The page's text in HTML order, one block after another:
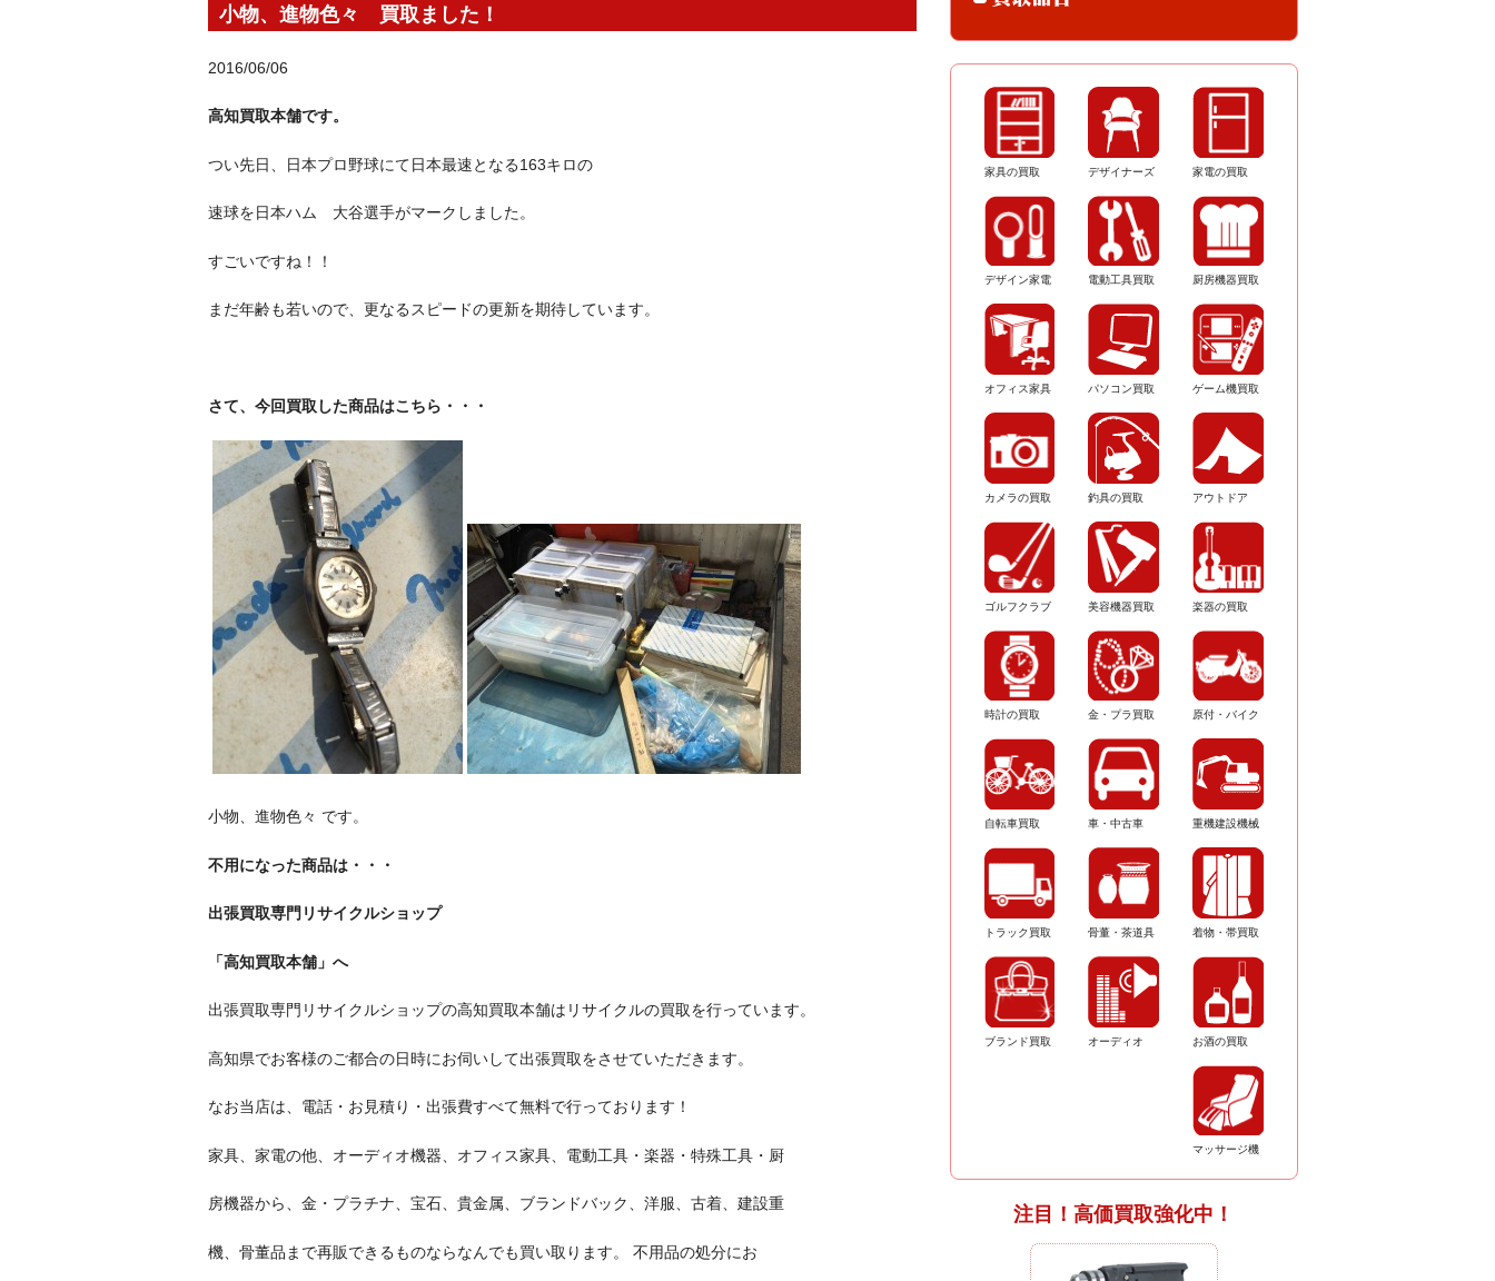
小物、進物色々 買取ました！
2016/06/06
高知買取本舗です。
つい先日、日本プロ野球にて日本最速となる163キロの
速球を日本ハム 大谷選手がマークしました。
すごいですね！！
まだ年齢も若いので、更なるスピードの更新を期待しています。
さて、今回買取した商品はこちら・・・
小物、進物色々 です。
不用になった商品は・・・
出張買取専門リサイクルショップ
「高知買取本舗」へ
出張買取専門リサイクルショップの高知買取本舗はリサイクルの買取を行っています。
高知県でお客様のご都合の日時にお伺いして出張買取をさせていただきます。
なお当店は、電話・お見積り・出張費すべて無料で行っております！
家具、家電の他、オーディオ機器、オフィス家具、電動工具・楽器・特殊工具・厨
房機器から、金・プラチナ、宝石、貴金属、ブランドバック、洋服、古着、建設重
機、骨董品まで再販できるものならなんでも買い取ります。 不用品の処分にお
家具の買取 デザイナーズ 家電の買取
デザイン家電 電動工具買取 厨房機器買取
オフィス家具 パソコン買取 ゲーム機買取
カメラの買取 釣具の買取 アウトドア
ゴルフクラブ 美容機器買取 楽器の買取
時計の買取 金・プラ買取 原付・バイク
自転車買取 車・中古車 重機建設機械
トラック買取 骨董・茶道具 着物・帯買取
ブランド買取 オーディオ お酒の買取
マッサージ機
注目！高価買取強化中！